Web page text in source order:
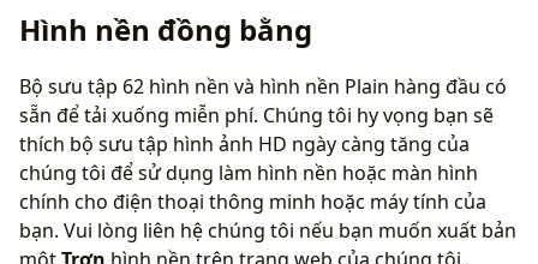
Hình nền đồng bằng
Bộ sưu tập 62 hình nền và hình nền Plain hàng đầu có
sẵn để tải xuống miễn phí. Chúng tôi hy vọng bạn sẽ
thích bộ sưu tập hình ảnh HD ngày càng tăng của
chúng tôi để sử dụng làm hình nền hoặc màn hình
chính cho điện thoại thông minh hoặc máy tính của
bạn. Vui lòng liên hệ chúng tôi nếu bạn muốn xuất bản